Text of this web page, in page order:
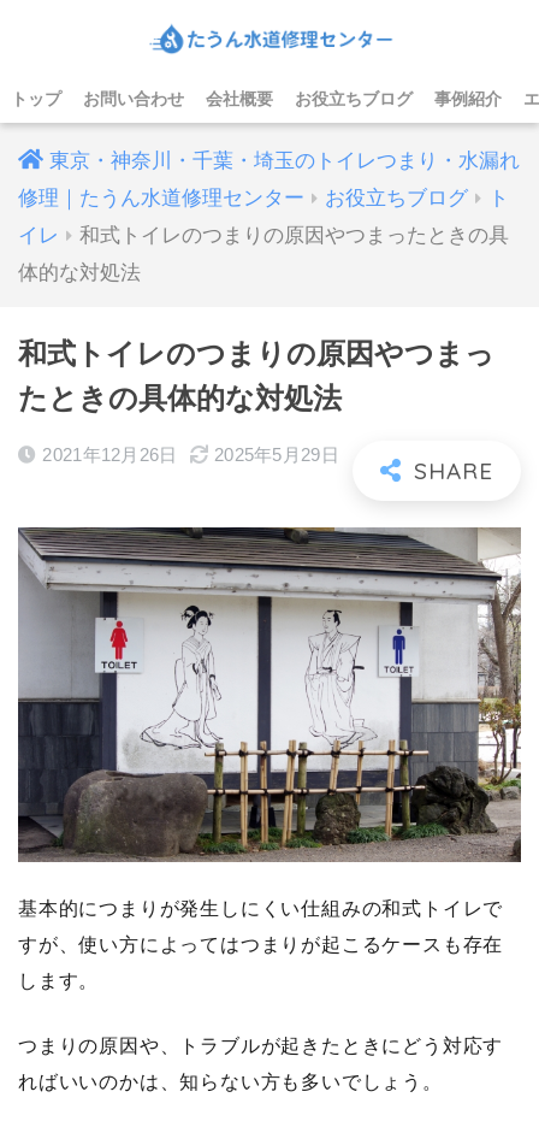
トップ お問い合わせ 会社概要 お役立ちブログ 事例紹介
東京・神奈川・千葉・埼玉のトイレつまり・水漏れ
修理｜たうん水道修理センター
お役立ちブログ
ト
イレ
和式トイレのつまりの原因やつまったときの具
体的な対処法
和式トイレのつまりの原因やつまっ
たときの具体的な対処法
2021年12月26日 2025年5月29日
基本的につまりが発生しにくい仕組みの和式トイレで
すが、使い方によってはつまりが起こるケースも存在
します。
つまりの原因や、トラブルが起きたときにどう対応す
ればいいのかは、知らない方も多いでしょう。